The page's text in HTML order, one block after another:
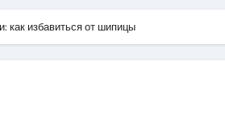
в салонах красоты
и сибирским городом: варианты
как избавиться от шипицы